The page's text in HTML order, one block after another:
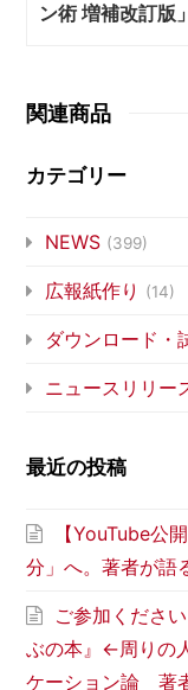
ン術 増補改訂版」
関連商品
カテゴリー
NEWS (399)
広報紙作り (14)
ダウンロード・
ニュースリリー
最近の投稿
【YouTube公
分」へ。著者が語
ご参加くださ
ぶの本』←周りの
ケーション論 著